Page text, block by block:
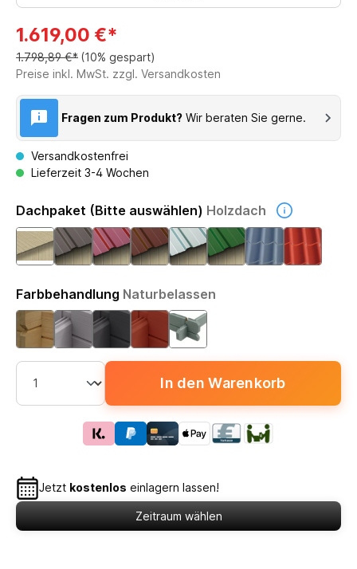
1.619,00 €*
1.798,89 €* (10% gespart)
Preise inkl. MwSt. zzgl. Versandkosten
Fragen zum Produkt? Wir beraten Sie gerne.
Versandkostenfrei
Lieferzeit 3-4 Wochen
Dachpaket (Bitte auswählen) Holzdach
Farbbehandlung Naturbelassen
In den Warenkorb
Jetzt kostenlos einlagern lassen!
Zeitraum wählen